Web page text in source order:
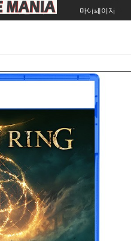
주문조회 마이페이지